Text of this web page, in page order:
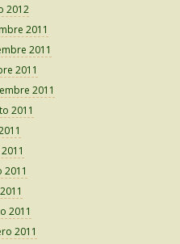
2012
2011
2011
2011
2011
2011
2011
2011
2011